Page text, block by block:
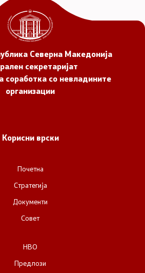
Северна Македонија
секретаријат
соработка со невладините
организации
Корисни врски
Почетна
Стратегија
Документи
Совет
НВО
Предлози